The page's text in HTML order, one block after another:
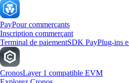
PayPour commerçants
Inscription commerçant
Terminal de paiementSDK PayPlug-ins
CronosLayer 1 compatible EVM